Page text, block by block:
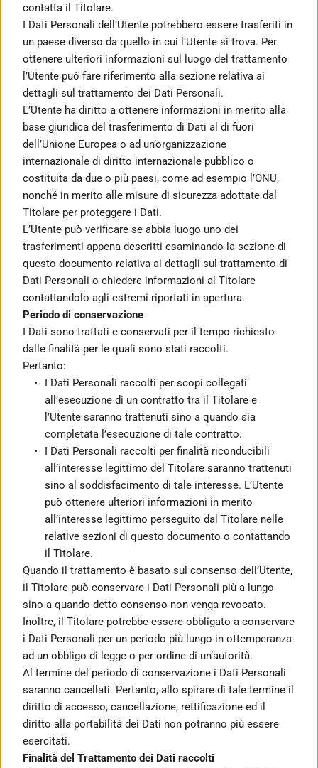
contatta il Titolare.
I Dati Personali dell’Utente potrebbero essere trasferiti in
un paese diverso da quello in cui l’Utente si trova. Per
ottenere ulteriori informazioni sul luogo del trattamento
l’Utente può fare riferimento alla sezione relativa ai
dettagli sul trattamento dei Dati Personali.
L’Utente ha diritto a ottenere informazioni in merito alla
base giuridica del trasferimento di Dati al di fuori
dell’Unione Europea o ad un’organizzazione
internazionale di diritto internazionale pubblico o
costituita da due o più paesi, come ad esempio l’ONU,
nonché in merito alle misure di sicurezza adottate dal
Titolare per proteggere i Dati.
L’Utente può verificare se abbia luogo uno dei
trasferimenti appena descritti esaminando la sezione di
questo documento relativa ai dettagli sul trattamento di
Dati Personali o chiedere informazioni al Titolare
contattandolo agli estremi riportati in apertura.
Periodo di conservazione
I Dati sono trattati e conservati per il tempo richiesto
dalle finalità per le quali sono stati raccolti.
Pertanto:
I Dati Personali raccolti per scopi collegati
all’esecuzione di un contratto tra il Titolare e
l’Utente saranno trattenuti sino a quando sia
completata l’esecuzione di tale contratto.
I Dati Personali raccolti per finalità riconducibili
all’interesse legittimo del Titolare saranno trattenuti
sino al soddisfacimento di tale interesse. L’Utente
può ottenere ulteriori informazioni in merito
all’interesse legittimo perseguito dal Titolare nelle
relative sezioni di questo documento o contattando
il Titolare.
Quando il trattamento è basato sul consenso dell’Utente,
il Titolare può conservare i Dati Personali più a lungo
sino a quando detto consenso non venga revocato.
Inoltre, il Titolare potrebbe essere obbligato a conservare
i Dati Personali per un periodo più lungo in ottemperanza
ad un obbligo di legge o per ordine di un’autorità.
Al termine del periodo di conservazione i Dati Personali
saranno cancellati. Pertanto, allo spirare di tale termine il
diritto di accesso, cancellazione, rettificazione ed il
diritto alla portabilità dei Dati non potranno più essere
esercitati.
Finalità del Trattamento dei Dati raccolti